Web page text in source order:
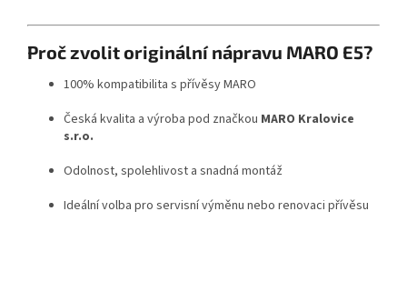
Proč zvolit originální nápravu MARO E5?
100% kompatibilita s přívěsy MARO
Česká kvalita a výroba pod značkou MARO Kralovice
s.r.o.
Odolnost, spolehlivost a snadná montáž
Ideální volba pro servisní výměnu nebo renovaci přívěsu